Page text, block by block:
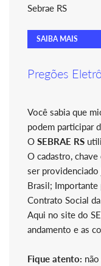
Sebrae RS
SAIBA MAIS
Pregões
Você sabia que
podem participar
O SEBRAE RS
O cadastro,
ser providenciado
Brasil; Importante
Contrato Social
Aqui no site do
andamento e as
Fique atento: